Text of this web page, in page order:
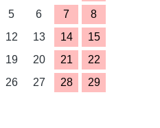
5 6 7
8
12 13 14
15
19 20 21
22
26 27 28
29